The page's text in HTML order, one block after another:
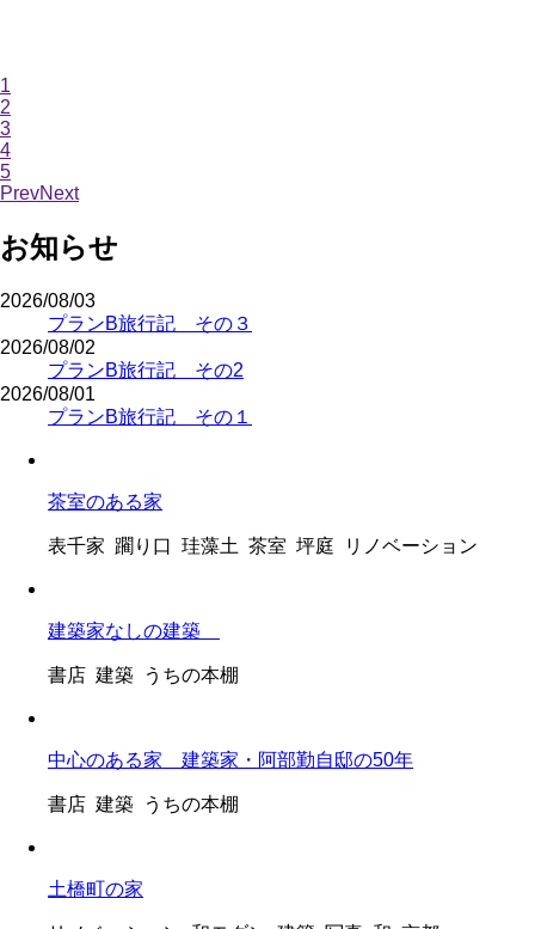
1
2
3
4
5
PrevNext
お知らせ
2026/08/03
プランB旅行記 その３
2026/08/02
プランB旅行記 その2
2026/08/01
プランB旅行記 その１
茶室のある家
表千家 躙り口 珪藻土 茶室 坪庭 リノベーション
建築家なしの建築
書店 建築 うちの本棚
中心のある家 建築家・阿部勤自邸の50年
書店 建築 うちの本棚
土橋町の家